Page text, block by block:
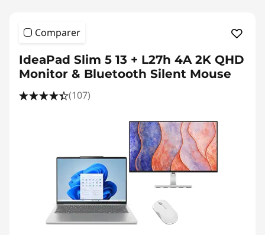
Comparer
IdeaPad Slim 5 13 + L27h 4A 2K QHD
Monitor & Bluetooth Silent Mouse
(107)